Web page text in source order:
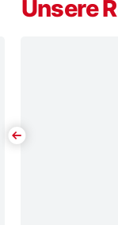
Unsere